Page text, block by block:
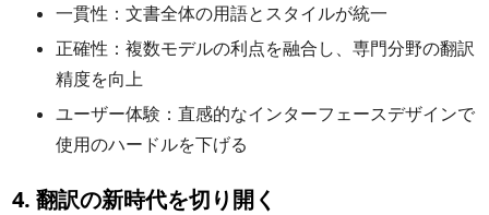
一貫性：文書全体の用語とスタイルが統一
正確性：複数モデルの利点を融合し、専門分野の翻訳
精度を向上
ユーザー体験：直感的なインターフェースデザインで
使用のハードルを下げる
4. 翻訳の新時代を切り開く